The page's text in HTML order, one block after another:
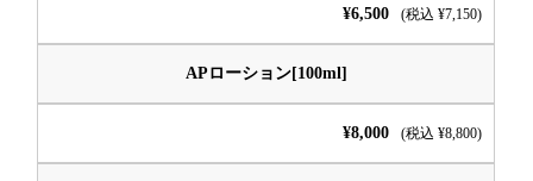
¥6,500 (税込 ¥7,150)
APローション[100ml]
¥8,000 (税込 ¥8,800)